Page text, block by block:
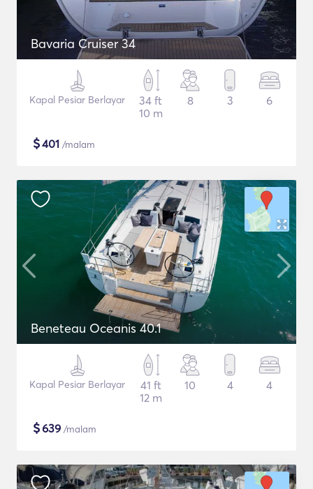
Bavaria Cruiser 34
Kapal Pesiar Berlayar
34 ft
10 m
8 3 6
$401 /malam
Beneteau Oceanis 40.1
Kapal Pesiar Berlayar
41 ft
12 m
10 4 4
$639 /malam